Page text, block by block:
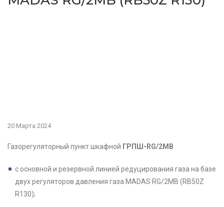
20 Марта 2024
Газорегуляторный пункт шкафной ГРПШ-RG/2MB
с основной и резервной линией редуцирования газа на базе
двух регуляторов давления газа MADAS RG/2MB (RB50Z
R130);